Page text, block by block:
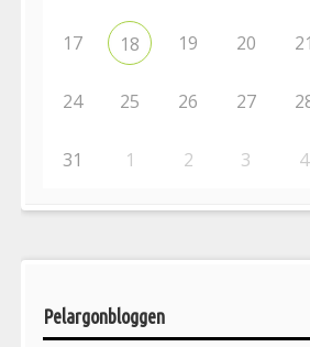
17 18 19 20 21
24 25 26 27
31 1 2 3 4
Pelargonbloggen